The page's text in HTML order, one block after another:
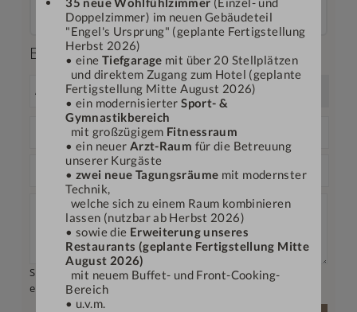
Doppelzimmer) im neuen Gebäudeteil
"Engel's Ursprung" (geplante Fertigstellung
Herbst 2026)
• eine Tiefgarage mit über 20 Stellplätzen
und direktem Zugang zum Hotel (geplante
Fertigstellung Mitte August 2026)
• ein modernisierterSport- &
Gymnastikbereich
mit großzügigem Fitnessraum
• ein neuer Arzt-Raum für die Betreuung
unserer Kurgäste
•zwei neue Tagungsräume mit modernster
Technik,
welche sich zu einem Raum kombinieren
lassen (nutzbar ab Herbst 2026)
• sowie die Erweiterung unseres
Restaurants (geplante Fertigstellung Mitte
August 2026)
mit neuem Buffet- und Front-Cooking-
Bereich
• u.v.m.
All unsere Zimmer sind Nichtraucherzimmer.
Die aufgeführten Bilder der Zimmer sind Wohnbeispiele und können variieren/abweichen.
ab € 2,—
Details einblenden
versandbereit in 1 bis 3 Werktagen
Wir verpacken Ihren Gutschein in einen schönen Umschlag und senden diesen zusammen mit unserem aktuellen Hotelmagazin zu.
Österreich: € 3,90
Schweiz: € 3,90
Niederlande: € 3,90
Beschenkter
Sie können maximal 2 Zeilen mit jeweils 40 Zeichen
eingeben.